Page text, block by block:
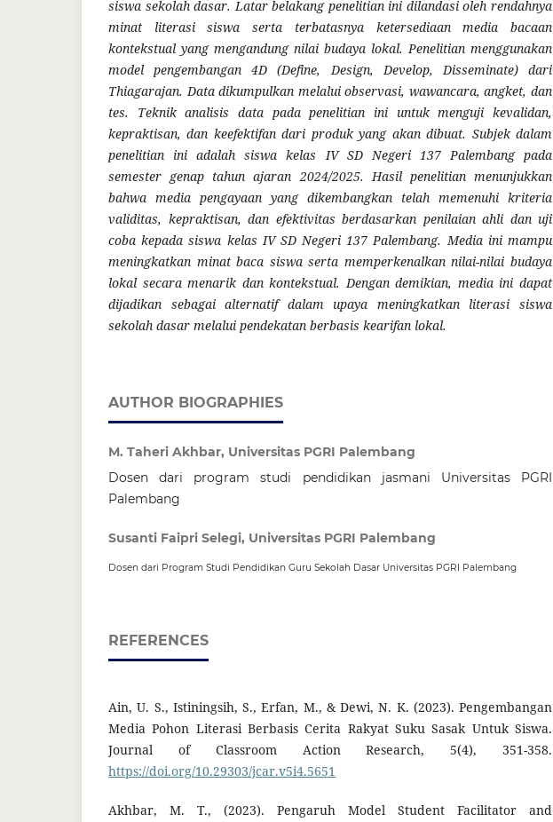
siswa sekolah dasar. Latar belakang penelitian ini dilandasi oleh rendahnya
minat literasi siswa serta terbatasnya ketersediaan media bacaan
kontekstual yang mengandung nilai budaya lokal. Penelitian menggunakan
model pengembangan 4D (Define, Design, Develop, Disseminate) dari
Thiagarajan. Data dikumpulkan melalui observasi, wawancara, angket, dan
tes. Teknik analisis data pada penelitian ini untuk menguji kevalidan,
kepraktisan, dan keefektifan dari produk yang akan dibuat. Subjek dalam
penelitian ini adalah siswa kelas IV SD Negeri 137 Palembang pada
semester genap tahun ajaran 2024/2025. Hasil penelitian menunjukkan
bahwa media pengayaan yang dikembangkan telah memenuhi kriteria
validitas, kepraktisan, dan efektivitas berdasarkan penilaian ahli dan uji
coba kepada siswa kelas IV SD Negeri 137 Palembang. Media ini mampu
meningkatkan minat baca siswa serta memperkenalkan nilai-nilai budaya
lokal secara menarik dan kontekstual. Dengan demikian, media ini dapat
dijadikan sebagai alternatif dalam upaya meningkatkan literasi siswa
sekolah dasar melalui pendekatan berbasis kearifan lokal.
AUTHOR BIOGRAPHIES
M. Taheri Akhbar, Universitas PGRI Palembang
Dosen dari program studi pendidikan jasmani Universitas PGRI
Palembang
Susanti Faipri Selegi, Universitas PGRI Palembang
Dosen dari Program Studi Pendidikan Guru Sekolah Dasar Universitas PGRI Palembang
REFERENCES
Ain, U. S., Istiningsih, S., Erfan, M., & Dewi, N. K. (2023). Pengembangan
Media Pohon Literasi Berbasis Cerita Rakyat Suku Sasak Untuk Siswa.
Journal of Classroom Action Research, 5(4), 351-358.
https://doi.org/10.29303/jcar.v5i4.5651
Akhbar, M. T., (2023). Pengaruh Model Student Facilitator and